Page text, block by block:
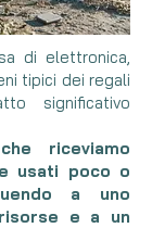
di elettronica,
tipici dei regali
significativo
riceviamo
usati poco o
a uno
e a un